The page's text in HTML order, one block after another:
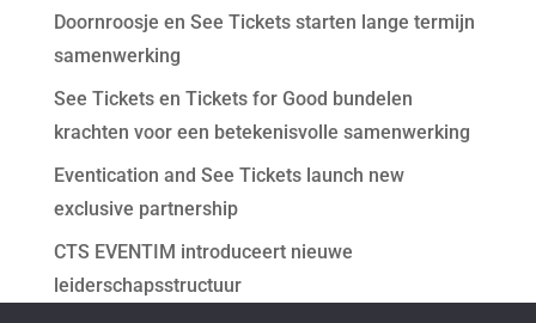
Doornroosje en See Tickets starten lange termijn
samenwerking
See Tickets en Tickets for Good bundelen
krachten voor een betekenisvolle samenwerking
Eventication and See Tickets launch new
exclusive partnership
CTS EVENTIM introduceert nieuwe
leiderschapsstructuur